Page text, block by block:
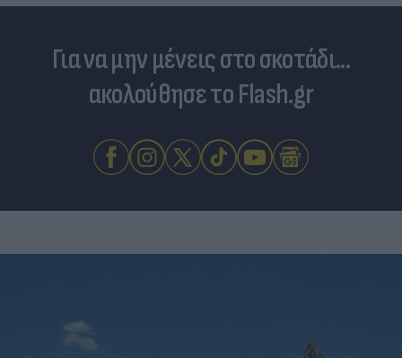
Για να μην μένεις στο σκοτάδι...
ακολούθησε το Flash.gr